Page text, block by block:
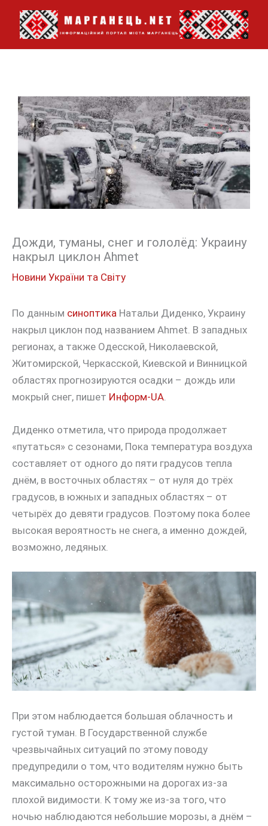
Перейти
вмісту
Дожди, туманы, снег и гололёд: Украину
накрыл циклон Ahmet
Новини України та Світу
По данным синоптика Натальи Диденко, Украину
накрыл циклон под названием Ahmet. В западных
регионах, а также Одесской, Николаевской,
Житомирской, Черкасской, Киевской и Винницкой
областях прогнозируются осадки – дождь или
мокрый снег, пишет Информ-UA
Диденко отметила, что природа продолжает
«путаться» с сезонами, Пока температура воздуха
составляет от одного до пяти градусов тепла
днём, в восточных областях – от нуля до трёх
градусов, в южных и западных областях – от
четырёх до девяти градусов. Поэтому пока более
высокая вероятность не снега, а именно дождей,
возможно, ледяных.
При этом наблюдается большая облачность и
густой туман. В Государственной службе
чрезвычайных ситуаций по этому поводу
предупредили о том, что водителям нужно быть
максимально осторожными на дорогах из-за
плохой видимости. К тому же из-за того, что
ночью наблюдаются небольшие морозы, а днём –